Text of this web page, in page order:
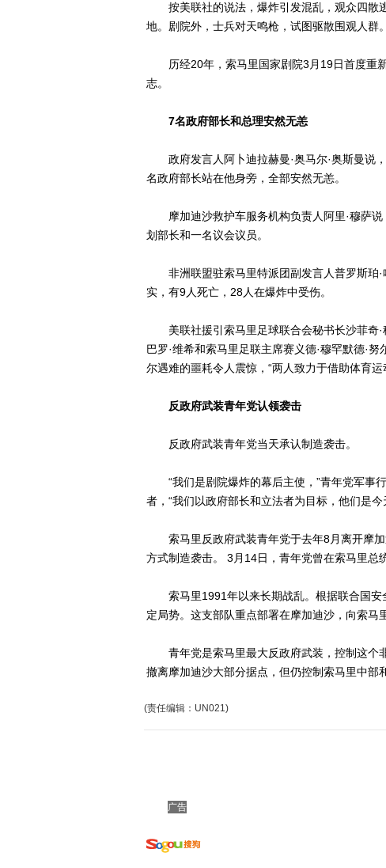
按美联社的说法，爆炸引发混乱，观众四散
地。剧院外，士兵对天鸣枪，试图驱散围观人群。
历经20年，索马里国家剧院3月19日首度重
志。
7名政府部长和总理安然无恙
政府发言人阿卜迪拉赫曼·奥马尔·奥斯曼说
名政府部长站在他身旁，全部安然无恙。
摩加迪沙救护车服务机构负责人阿里·穆萨说
划部长和一名议会议员。
非洲联盟驻索马里特派团副发言人普罗斯珀·
实，有9人死亡，28人在爆炸中受伤。
美联社援引索马里足球联合会秘书长沙菲奇·
巴罗·维希和索马里足联主席赛义德·穆罕默德·
尔遇难的噩耗令人震惊，“两人致力于借助体育
反政府武装青年党认领袭击
反政府武装青年党当天承认制造袭击。
“我们是剧院爆炸的幕后主使，”青年党军事行
者，“我们以政府部长和立法者为目标，他们是
索马里反政府武装青年党于去年8月离开摩加
方式制造袭击。 3月14日，青年党曾在索马里总
索马里1991年以来长期战乱。根据联合国安
定局势。这支部队重点部署在摩加迪沙，向索马
青年党是索马里最大反政府武装，控制这个
撤离摩加迪沙大部分据点，但仍控制索马里中部
(责任编辑：UN021)
广告